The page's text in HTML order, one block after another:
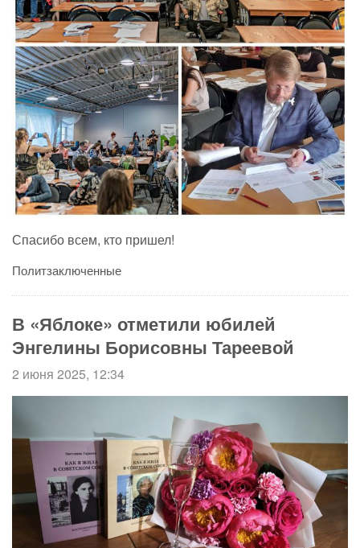
Спасибо всем, кто пришел!
Политзаключенные
В «Яблоке» отметили юбилей
Энгелины Борисовны Тареевой
2 июня 2025, 12:34